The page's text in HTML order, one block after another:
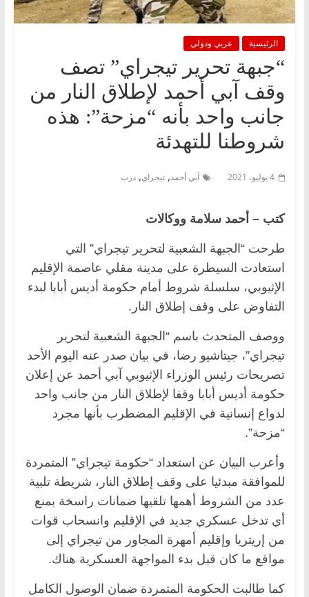
الرئيسية عربي ودولي
“جبهة تحرير تيجراي” تصف
وقف آبي أحمد لإطلاق النار من
جانب واحد بأنه “مزحة”: هذه
شروطنا للتهدئة
4 يوليو، 2021 آبي أحمد, تيجراي, درب
كتب – أحمد سلامة ووكالات
طرحت “الجبهة الشعبية لتحرير تيجراي” التي
استعادت السيطرة على مدينة مقلي عاصمة الإقليم
الإثيوبي، سلسلة شروط أمام حكومة أديس أبابا لبدء
التفاوض على وقف إطلاق النار.
ووصف المتحدث باسم “الجبهة الشعبية لتحرير
تيجراي”، جيتاشيو رضا، في بيان صدر عنه اليوم الأحد
تصريحات رئيس الوزراء الإثيوبي آبي أحمد عن إعلان
حكومة أديس أبابا وقفا لإطلاق النار من جانب واحد
لدواع إنسانية في الإقليم المضطرب بأنها مجرد
“مزحة”.
وأعرب البيان عن استعداد “حكومة تيجراي” المتمردة
للموافقة مبدئيا على وقف إطلاق النار، شريطة تلبية
عدد من الشروط أهمها تلقيها ضمانات راسخة بمنع
أي تدخل عسكري جديد في الإقليم وانسحاب قوات
من إريتريا وإقليم أمهرة المجاور من تيجراي إلى
مواقع ما كان قبل بدء المواجهة العسكرية هناك.
كما طالبت الحكومة المتمردة ضمان الوصول الكامل